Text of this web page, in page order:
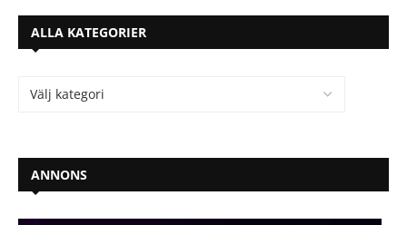
ALLA KATEGORIER
ANNONS